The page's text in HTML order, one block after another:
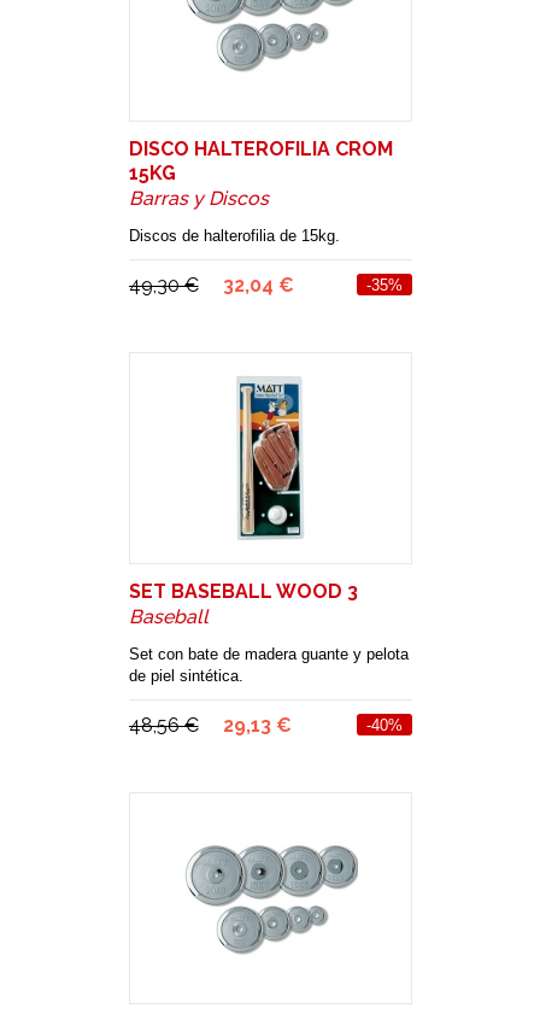
DISCO HALTEROFILIA CROM
15KG
Barras y Discos
Discos de halterofilia de 15kg.
49,30 € 32,04 € -35%
SET BASEBALL WOOD 3
Baseball
Set con bate de madera guante y pelota
de piel sintética.
48,56 € 29,13 € -40%